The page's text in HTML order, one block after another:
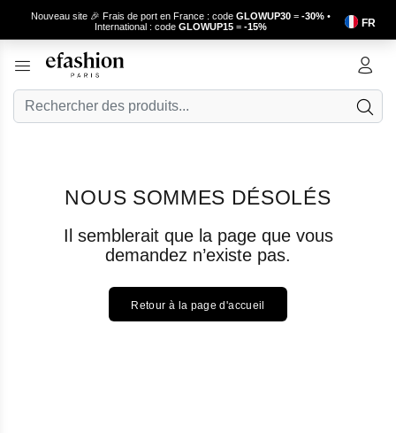
Nouveau site 🎉 Frais de port en France : codeGLOWUP30 =-30% •
International : codeGLOWUP15 =-15% FR
NOUS SOMMES DÉSOLÉS
Il semblerait que la page que vous
demandez n’existe pas.
Retour à la page d'accueil